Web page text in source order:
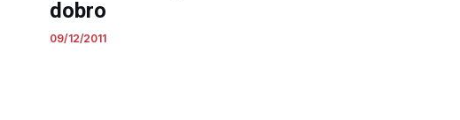
06/12/2011